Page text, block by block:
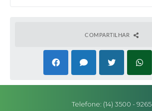
COMPARTILHAR
Telefone: (14) 3500 - 9265